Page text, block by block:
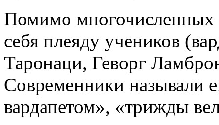
Помимо многочисленных
себя плеяду учеников
Таронаци, Геворг
Современники называли
вардапетом», «трижды